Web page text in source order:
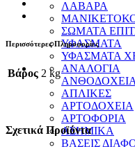
ΛΑΒΑΡΑ
ΣΩΜΑΤΑ
ΥΦΑΣΜΑΤΑ
ΥΦΑΣΜΑΤΑ
ΑΝΑΛΟΓΙΑ
ΑΠΛΙΚΕΣ
ΑΡΤΟΔΟΧΕΙΑ
ΑΡΤΟΦΟΡΙΑ
ΑΣΗΜΙΚΑ
ΒΑΣΕΙΣ
Περισσότερες Πληροφορίες
Βάρος 2 kg
Σχετικά Προϊόντα